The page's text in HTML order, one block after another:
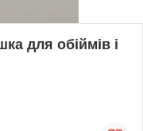
для обіймів і